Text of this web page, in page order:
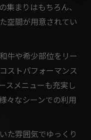
集まりはもちろん、
空間が用意されてい
牛や希少部位をリー
ストパフォーマンス
スメニューも充実し
々なシーンでの利用
た雰囲気でゆっくり